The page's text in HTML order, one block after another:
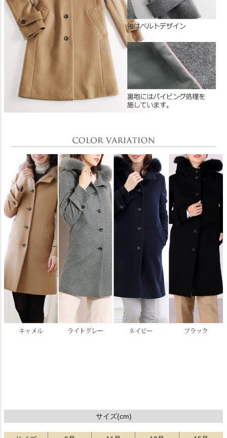
サイズ(cm)